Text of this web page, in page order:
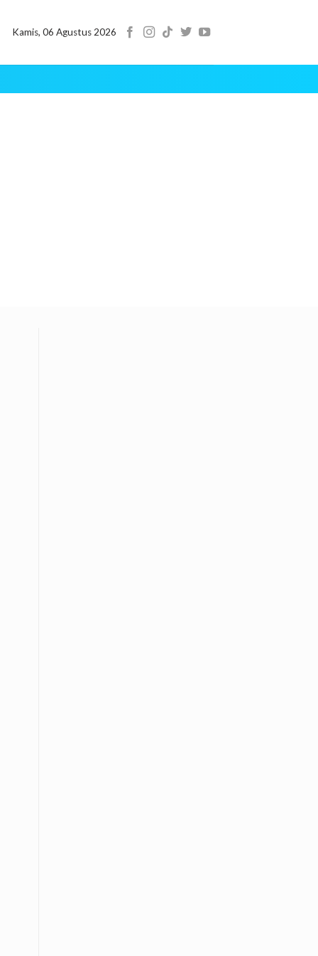
Kamis, 06 Agustus 2026